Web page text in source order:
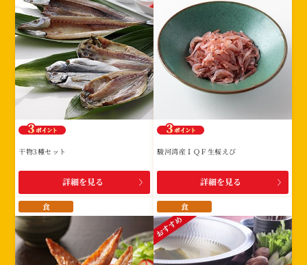
干物3種セット
詳細を見る
駿河湾産ＩＱＦ生桜えび
詳細を見る
食 食